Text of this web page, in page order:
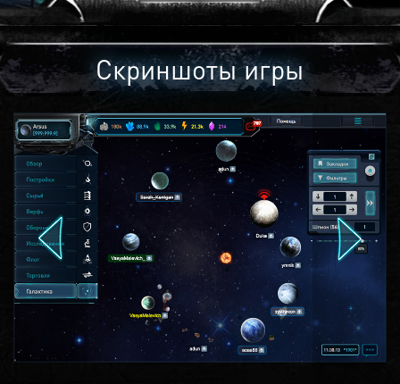
Скриншоты игры